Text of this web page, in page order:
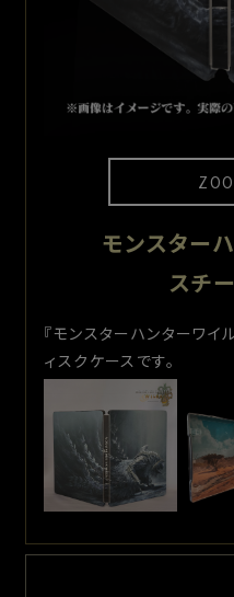
ーンなども描いている点など
これまでの20年の歳月の中で
ルズでさらに革新的に変化す
タテストからもひしひしと感
最後に、セクレト自転車
今回の「セクレト自転車」
結果、ゲーム発売日から数ヶ
した。
その上、これだけの高額な製
踏み切って頂いたご購入者様
謝しております。
期待に添えるべく製品の完成
ームをプレイしつつお待ち頂け
モンスター
スチ
『モンスターハンターワイ
ィスクケースです。